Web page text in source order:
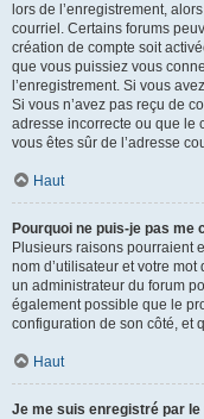
lors de l’enregistrement,
courriel. Certains forums
création de compte soit
que vous puissiez vous
l’enregistrement. Si vous
Si vous n’avez pas reçu de
adresse incorrecte ou que le
vous êtes sûr de l’adresse
Haut
Pourquoi ne puis-je pas me
Plusieurs raisons pourraient
nom d’utilisateur et votre
un administrateur du forum
également possible que le
configuration de son côté, et
Haut
Je me suis enregistré par